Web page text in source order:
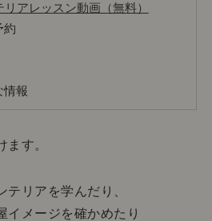
アレッスン動画（無料）
約
情報
ます。
テリアを学んだり、
イメージを確かめたり